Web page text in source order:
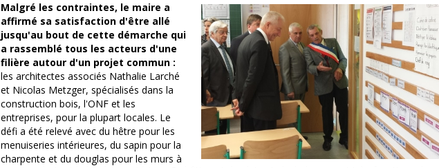
Malgré les contraintes, le maire a
affirmé sa satisfaction d'être allé
jusqu'au bout de cette démarche qui
a rassemblé tous les acteurs d'une
filière autour d'un projet commun :
les architectes associés Nathalie Larché
et Nicolas Metzger, spécialisés dans la
construction bois, l'ONF et les
entreprises, pour la plupart locales. Le
défi a été relevé avec du hêtre pour les
menuiseries intérieures, du sapin pour la
charpente et du douglas pour les murs à